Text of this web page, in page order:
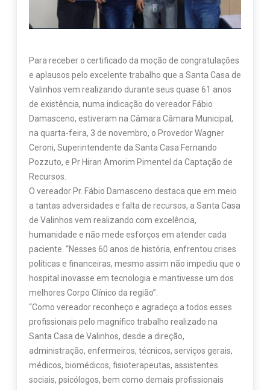
Para receber o certificado da moção de congratulações
e aplausos pelo excelente trabalho que a Santa Casa de
Valinhos vem realizando durante seus quase 61 anos
de existência, numa indicação do vereador Fábio
Damasceno, estiveram na Câmara Câmara Municipal,
na quarta-feira, 3 de novembro, o Provedor Wagner
Ceroni, Superintendente da Santa Casa Fernando
Pozzuto, e Pr Hiran Amorim Pimentel da Captação de
Recursos.
O vereador Pr. Fábio Damasceno destaca que em meio
a tantas adversidades e falta de recursos, a Santa Casa
de Valinhos vem realizando com excelência,
humanidade e não mede esforços em atender cada
paciente. “Nesses 60 anos de história, enfrentou crises
políticas e financeiras, mesmo assim não impediu que o
hospital inovasse em tecnologia e mantivesse um dos
melhores Corpo Clínico da região”.
“Como vereador reconheço e agradeço a todos esses
profissionais pelo magnífico trabalho realizado na
Santa Casa de Valinhos, desde a direção,
administração, enfermeiros, técnicos, serviços gerais,
médicos, biomédicos, fisioterapeutas, assistentes
sociais, psicólogos, bem como demais profissionais